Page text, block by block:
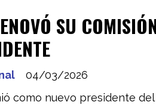
SU
como nuevo presidente
04/03/2026